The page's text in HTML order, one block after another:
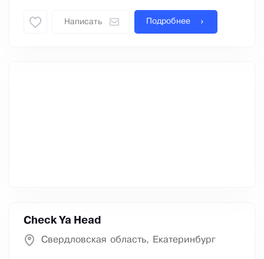
Написать Подробнее
Check Ya Head
Свердловская область, Екатеринбург